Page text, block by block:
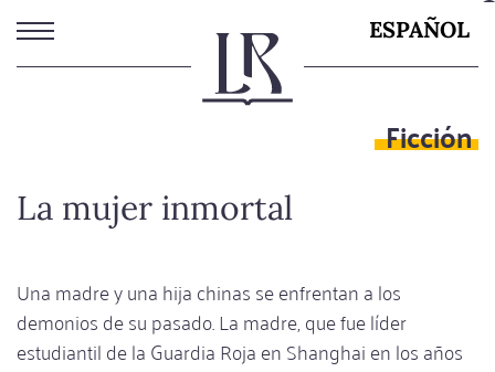
Pasar
contenido
ESPAÑOL
Ficción
La mujer inmortal
Una madre y una hija chinas se enfrentan a los
demonios de su pasado. La madre, que fue líder
estudiantil de la Guardia Roja en Shanghai en los años